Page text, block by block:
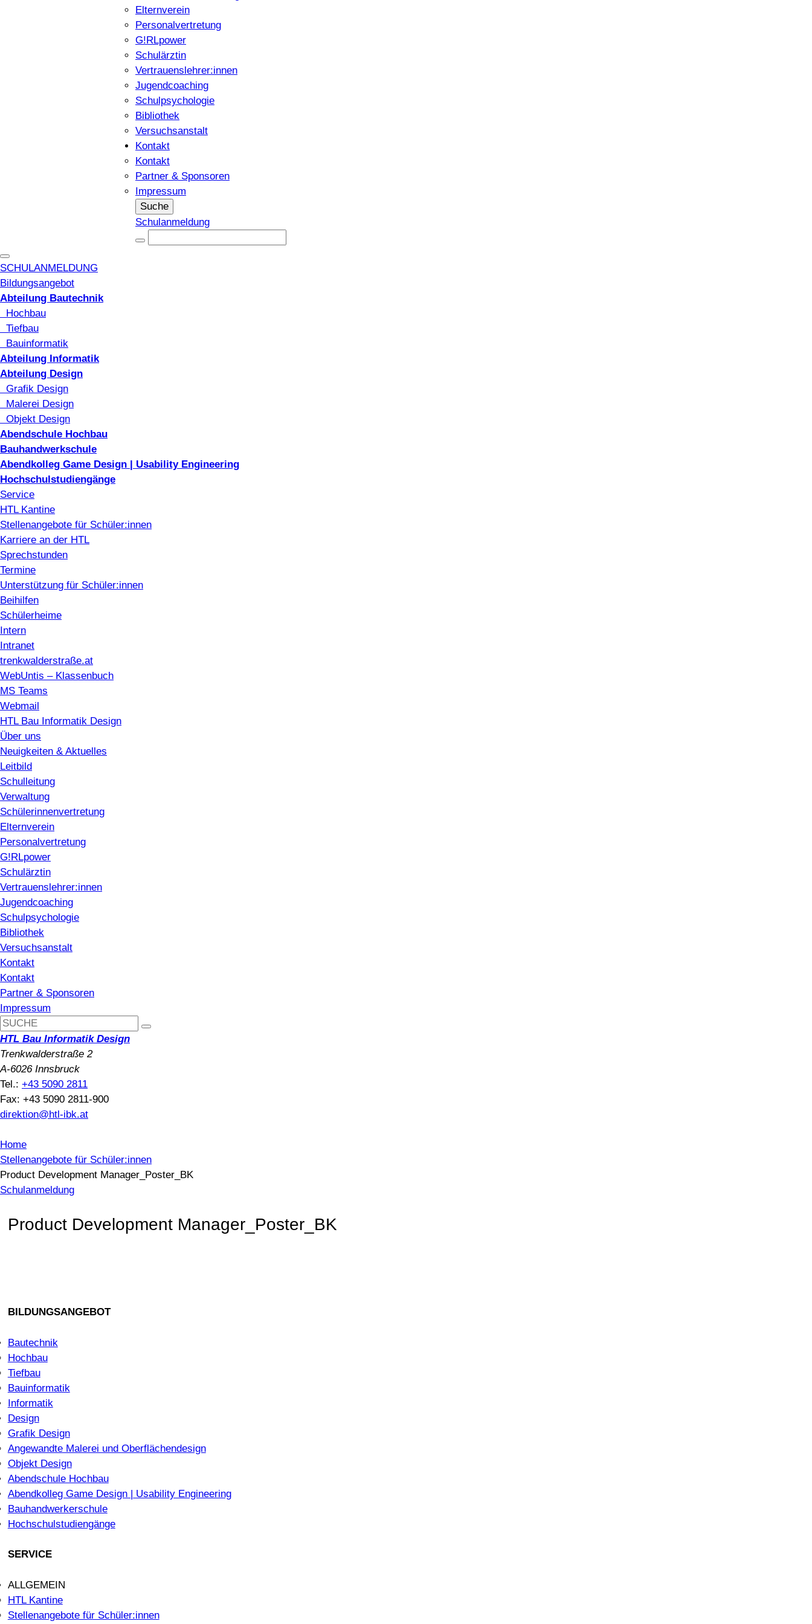
Elternverein
Personalvertretung
G!RLpower
Schulärztin
Vertrauenslehrer:innen
Jugendcoaching
Schulpsychologie
Bibliothek
Versuchsanstalt
Kontakt
Kontakt
Partner & Sponsoren
Impressum
Suche
Schulanmeldung
SCHULANMELDUNG
Bildungsangebot
Abteilung Bautechnik
Hochbau
Tiefbau
Bauinformatik
Abteilung Informatik
Abteilung Design
Grafik Design
Malerei Design
Objekt Design
Abendschule Hochbau
Bauhandwerkschule
Abendkolleg Game Design | Usability Engineering
Hochschulstudiengänge
Service
HTL Kantine
Stellenangebote für Schüler:innen
Karriere an der HTL
Sprechstunden
Termine
Unterstützung für Schüler:innen
Beihilfen
Schülerheime
Intern
Intranet
trenkwalderstraße.at
WebUntis – Klassenbuch
MS Teams
Webmail
HTL Bau Informatik Design
Über uns
Neuigkeiten & Aktuelles
Leitbild
Schulleitung
Verwaltung
Schülerinnenvertretung
Elternverein
Personalvertretung
G!RLpower
Schulärztin
Vertrauenslehrer:innen
Jugendcoaching
Schulpsychologie
Bibliothek
Versuchsanstalt
Kontakt
Kontakt
Partner & Sponsoren
Impressum
HTL Bau Informatik Design
Trenkwalderstraße 2
A-6026 Innsbruck
Tel.: +43 5090 2811
Fax: +43 5090 2811-900
direktion@htl-ibk.at
Home
Stellenangebote für Schüler:innen
Product Development Manager_Poster_BK
Schulanmeldung
Product Development Manager_Poster_BK
BILDUNGSANGEBOT
Bautechnik
Hochbau
Tiefbau
Bauinformatik
Informatik
Design
Grafik Design
Angewandte Malerei und Oberflächendesign
Objekt Design
Abendschule Hochbau
Abendkolleg Game Design | Usability Engineering
Bauhandwerkerschule
Hochschulstudiengänge
SERVICE
ALLGEMEIN
HTL Kantine
Stellenangebote für Schüler:innen